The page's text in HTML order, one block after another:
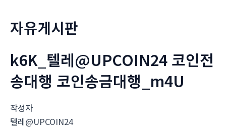
자유게시판
k6K_텔레@UPCOIN24 코인전
송대행 코인송금대행_m4U
작성자
텔레@UPCOIN24